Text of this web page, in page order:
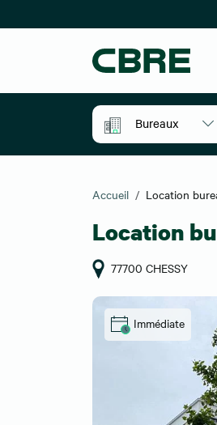
Bureaux
Accueil Location
Location
77700 CHESSY
Immédiate